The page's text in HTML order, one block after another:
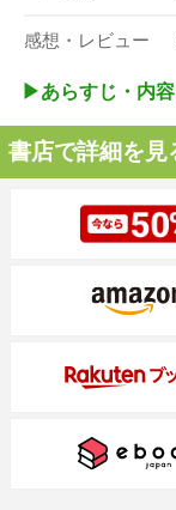
感想・レビュー
▶︎あらすじ・内
書店で詳細を見